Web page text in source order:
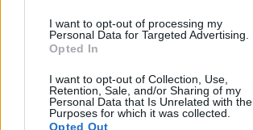
I want to opt-out of processing my
Personal Data for Targeted Advertising.
Opted In
I want to opt-out of Collection, Use,
Retention, Sale, and/or Sharing of my
Personal Data that Is Unrelated with the
Purposes for which it was collected.
Opted Out